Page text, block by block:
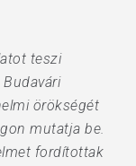
teszi
örökségét
mutatja be.
fordítottak